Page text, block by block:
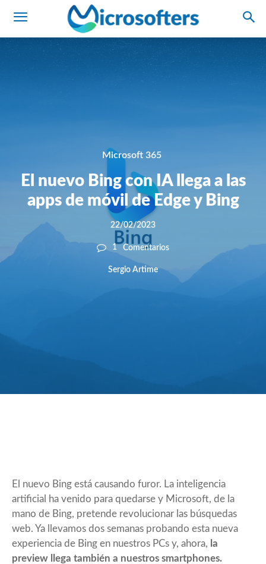
Microsoft 365
El nuevo Bing con IA llega a las
apps de móvil de Edge y Bing
22/02/2023
1 Comentarios
Sergio Artime
El nuevo Bing está causando furor. La inteligencia
artificial ha venido para quedarse y Microsoft, de la
mano de Bing, pretende revolucionar las búsquedas
web. Ya llevamos dos semanas probando esta nueva
experiencia de Bing en nuestros PCs y, ahora, la
preview llega también a nuestros smartphones.